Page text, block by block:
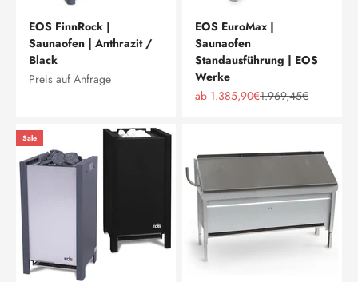
EOS FinnRock |
Saunaofen | Anthrazit /
Black
Preis auf Anfrage
EOS EuroMax |
Saunaofen
Standausführung | EOS
Werke
Angebot
ab 1.385,90€Regulärer Preis
1.969,45€
Sale